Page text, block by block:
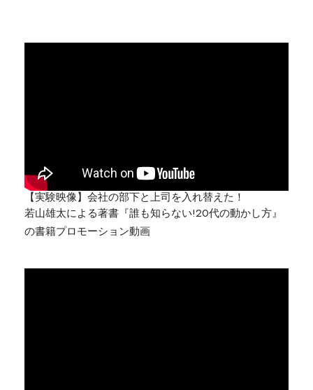
【実験映像】会社の部下と上司を入れ替えた！
若山雄太による著書『誰も知らない!20代の動かし方』
の書籍プロモーション動画